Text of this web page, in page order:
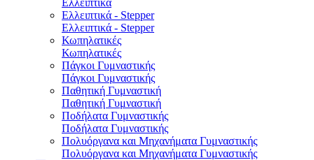
Ελλειπτικά
Ελλειπτικά - Stepper
Ελλειπτικά - Stepper
Κωπηλατικές
Κωπηλατικές
Πάγκοι Γυμναστικής
Πάγκοι Γυμναστικής
Παθητική Γυμναστική
Παθητική Γυμναστική
Ποδήλατα Γυμναστικής
Ποδήλατα Γυμναστικής
Πολυόργανα και Μηχανήματα Γυμναστικής
Πολυόργανα και Μηχανήματα Γυμναστικής